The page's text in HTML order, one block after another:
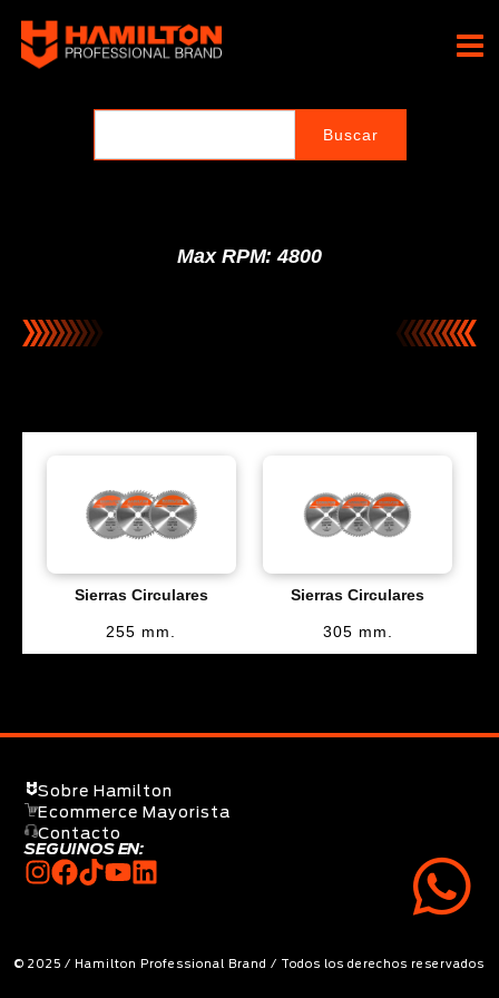
contenido
Max RPM: 4800
Sierras Circulares
255 mm.
Sierras Circulares
305 mm.
Sobre Hamilton
Ecommerce Mayorista
Contacto
SEGUINOS EN:
© 2025 / Hamilton Professional Brand / Todos los derechos reservados